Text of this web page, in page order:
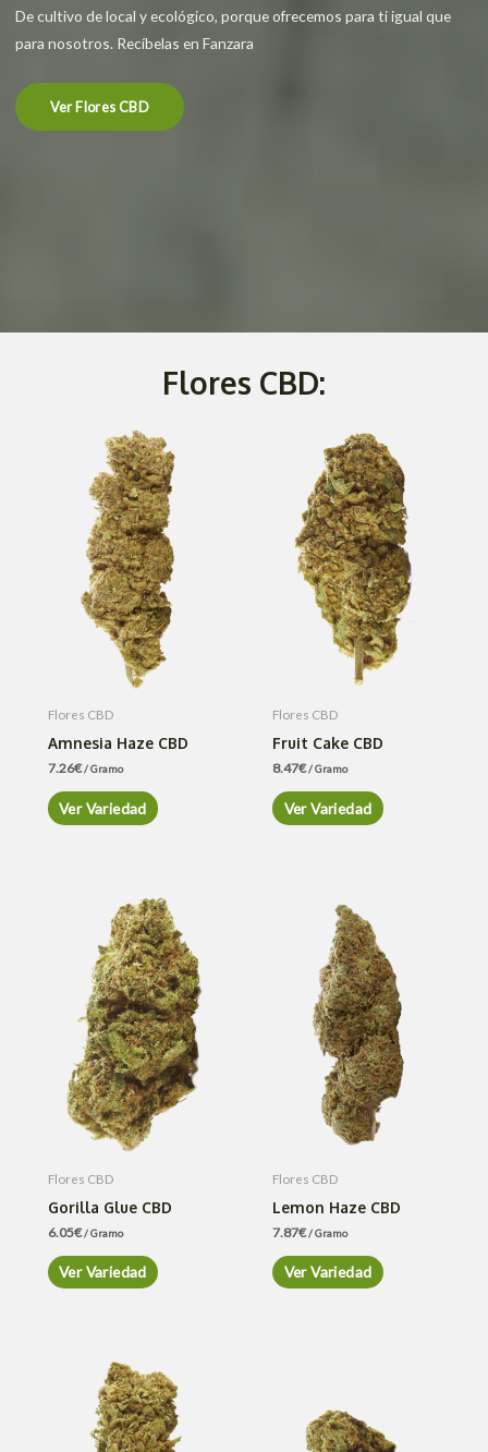
De cultivo de local y ecológico, porque ofrecemos para ti igual que
para nosotros. Recíbelas en Fanzara
Ver Flores CBD
Flores CBD:
Flores CBD
Amnesia Haze CBD
7.26€/ Gramo
Ver Variedad
Flores CBD
Fruit Cake CBD
8.47€/ Gramo
Ver Variedad
Flores CBD
Gorilla Glue CBD
6.05€/ Gramo
Ver Variedad
Flores CBD
Lemon Haze CBD
7.87€/ Gramo
Ver Variedad